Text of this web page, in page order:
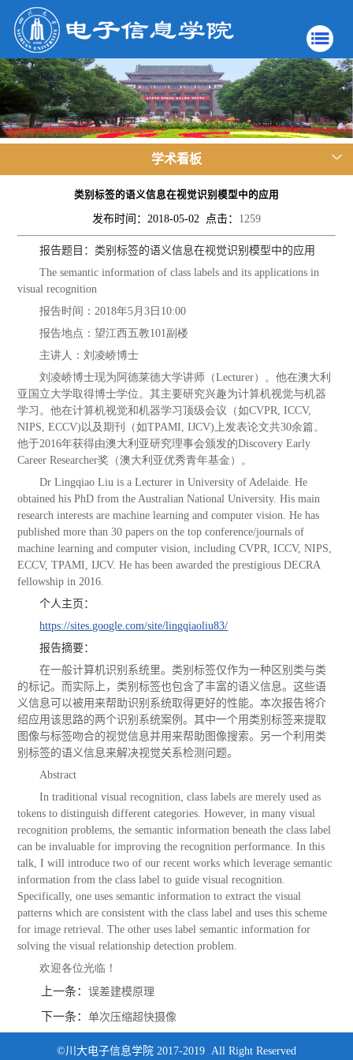
学术看板
类别标签的语义信息在视觉识别模型中的应用
发布时间：2018-05-02 点击： 1259
报告题目：类别标签的语义信息在视觉识别模型中的应用
The semantic information of class labels and its applications in
visual recognition
报告时间：2018年5月3日10:00
报告地点：望江西五教101副楼
主讲人：刘凌峤博士
刘凌峤博士现为阿德莱德大学讲师（Lecturer）。他在澳大利
亚国立大学取得博士学位。其主要研究兴趣为计算机视觉与机器
学习。他在计算机视觉和机器学习顶级会议（如CVPR, ICCV,
NIPS, ECCV) 以及期刊（如TPAMI, IJCV)上发表论文共30余篇。
他于2016年获得由澳大利亚研究理事会颁发的Discovery Early
Career Researcher奖（澳大利亚优秀青年基金）。
Dr Lingqiao Liu is a Lecturer in University of Adelaide. He
obtained his PhD from the Australian National University. His main
research interests are machine learning and computer vision. He has
published more than 30 papers on the top conference/journals of
machine learning and computer vision, including CVPR, ICCV, NIPS,
ECCV, TPAMI, IJCV. He has been awarded the prestigious DECRA
fellowship in 2016.
个人主页：
https://sites.google.com/site/lingqiaoliu83/
报告摘要：
在一般计算机识别系统里。类别标签仅作为一种区别类与类
的标记。而实际上，类别标签也包含了丰富的语义信息。这些语
义信息可以被用来帮助识别系统取得更好的性能。本次报告将介
绍应用该思路的两个识别系统案例。其中一个用类别标签来提取
图像与标签吻合的视觉信息并用来帮助图像搜索。另一个利用类
别标签的语义信息来解决视觉关系检测问题。
Abstract
In traditional visual recognition, class labels are merely used as
tokens to distinguish different categories. However, in many visual
recognition problems, the semantic information beneath the class label
can be invaluable for improving the recognition performance. In this
talk, I will introduce two of our recent works which leverage semantic
information from the class label to guide visual recognition.
Specifically, one uses semantic information to extract the visual
patterns which are consistent with the class label and uses this scheme
for image retrieval. The other uses label semantic information for
solving the visual relationship detection problem.
欢迎各位光临！
上一条：误差建模原理
下一条：单次压缩超快摄像
©川大电子信息学院 2017-2019 All Right Reserved